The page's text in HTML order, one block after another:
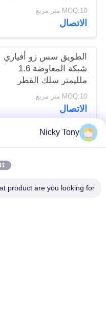
الطيور قفص الاتهام
شبكة سلكية
MOQ:10 متر مربع
الاتصال
الطويق سس زو أفياري
شبكة المعاوضة 1.6
ملليمتر سلك القطر
مصقول السطح
MOQ:10 متر مربع
الاتصال
فئات شعبية
سلك حبل شبكة
Nicky Tony
product are you looking for?